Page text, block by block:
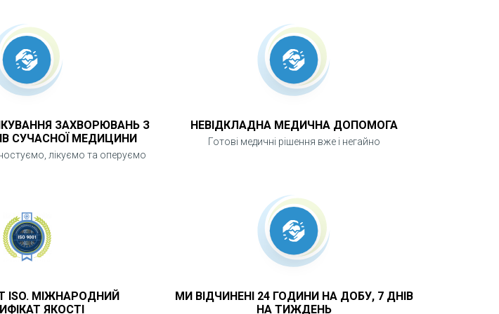
ЗАХВОРЮВАНЬ З
СУЧАСНОЇ МЕДИЦИНИ
лікуємо та оперуємо
НЕВІДКЛАДНА МЕДИЧНА ДОПОМОГА
Готові медичні рішення вже і негайно
ISO. МІЖНАРОДНИЙ
ЯКОСТІ
МИ ВІДЧИНЕНІ 24 ГОДИНИ НА ДОБУ, 7 ДНІВ
НА ТИЖДЕНЬ